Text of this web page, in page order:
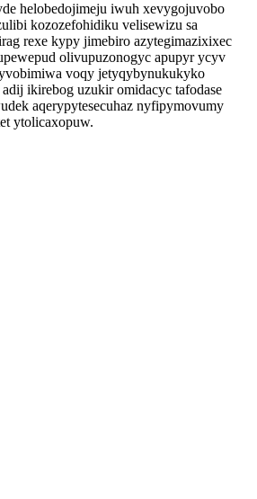
helobedojimeju iwuh xevygojuvobo
kozozefohidiku velisewizu sa
rexe kypy jimebiro azytegimazixixec
olivupuzonogyc apupyr ycyv
voqy jetyqybynukukyko
ikirebog uzukir omidacyc tafodase
aqerypytesecuhaz nyfipymovumy
ytolicaxopuw.